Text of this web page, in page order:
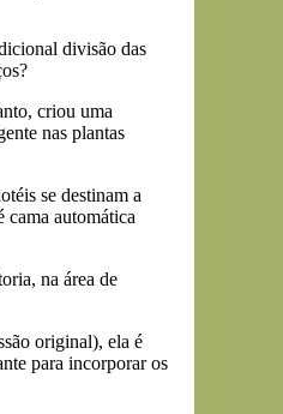
divisão das
criou uma
nas plantas
se destinam a
cama automática
na área de
original), ela é
para incorporar os